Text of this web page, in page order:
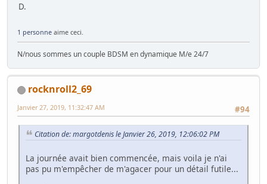
D.
1 personne aime ceci.
N/nous sommes un couple BDSM en dynamique M/e 24/7
rocknroll2_69
#94
Janvier 27, 2019, 11:32:47 AM
Citation de: margotdenis le Janvier 26, 2019, 12:06:02 PM
La journée avait bien commencée, mais voila je n'ai
pas pu m'empêcher de m'agacer pour un détail futile...